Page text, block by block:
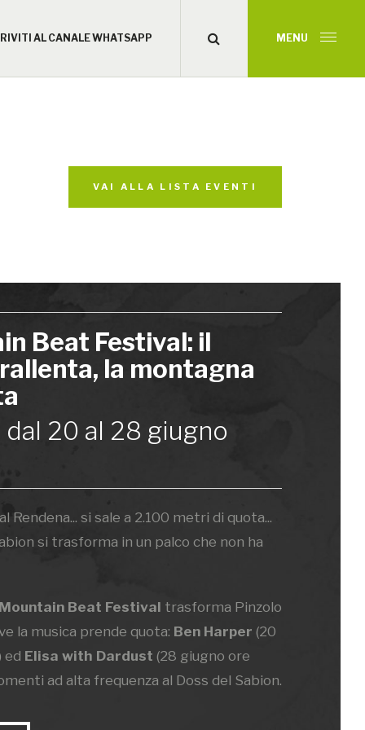
AL CANALE WHATSAPP MENU
VAI ALLA LISTA EVENTI
Beat Festival: il
la montagna
dal 20 al 28 giugno
Rendena... si sale a 2.100 metri di quota...
si trasforma in un palco che non ha
Mountain Beat Festival trasforma Pinzolo
la musica prende quota: Ben Harper (20
ed Elisa with Dardust (28 giugno ore
ad alta frequenza al Doss del Sabion.
sulle basse frequenze aprono